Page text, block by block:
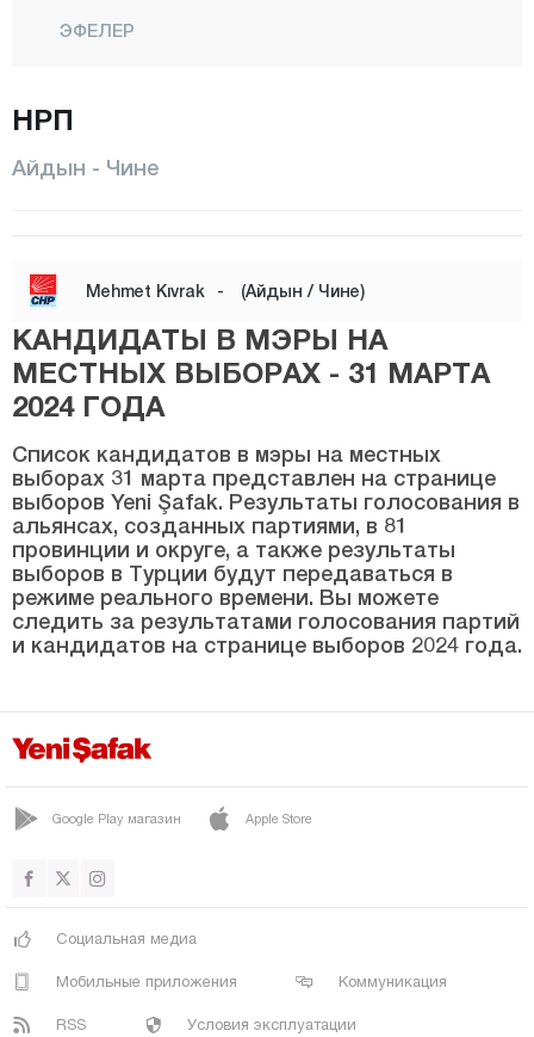
ЭФЕЛЕР
ИНДЖИРЛИОВА
КАРАДЖАСУ
КОЧАРЛИ
КЁШК
КУЮДЖАК
НАЗИЛЛИ
СОКЕ
СУЛТАНХИСАР
ЙЕНИПАЗАР
Балыкесир
Бартын
Батман
Биледжик
Бингёль
Битлис
Бурдур
Бурса
Чанаккале
Чанкыры
НРП
Айдын - Чине
Mehmet Kıvrak - (Айдын / Чине)
КАНДИДАТЫ В МЭРЫ НА
МЕСТНЫХ ВЫБОРАХ - 31 МАРТА
2024 ГОДА
Список кандидатов в мэры на местных
выборах 31 марта представлен на странице
выборов Yeni Şafak. Результаты голосования в
альянсах, созданных партиями, в 81
провинции и округе, а также результаты
выборов в Турции будут передаваться в
режиме реального времени. Вы можете
следить за результатами голосования партий
и кандидатов на странице выборов 2024 года.
Google Play магазин Apple Store
Социальная медиа
Мобильные приложения Коммуникация
RSS Условия эксплуатации